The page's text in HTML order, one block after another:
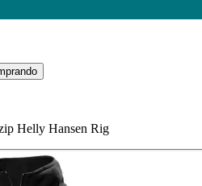
Helly Hansen Rig